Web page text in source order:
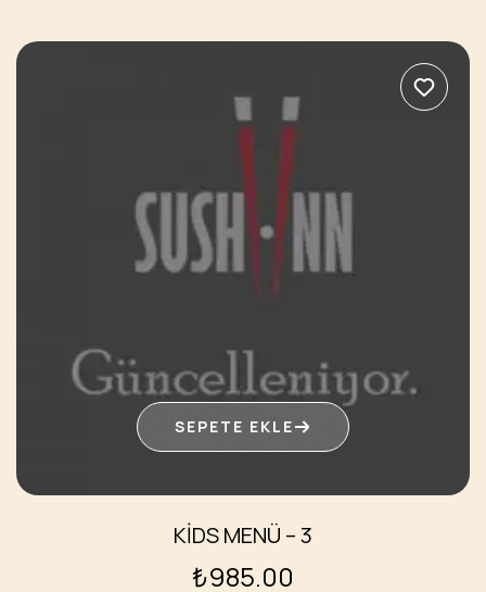
SEPETE EKLE
KİDS MENÜ – 3
₺985.00